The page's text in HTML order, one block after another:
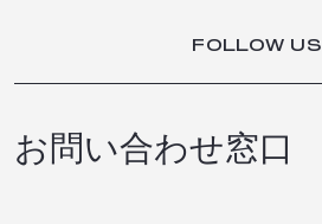
FOLLOW US
お問い合わせ窓口